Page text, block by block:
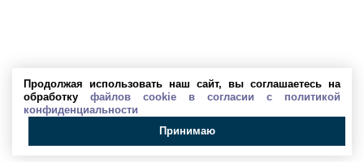
Продолжая использовать наш сайт, вы соглашаетесь на
обработку файлов cookie в согласии с политикой
конфиденциальности
Принимаю